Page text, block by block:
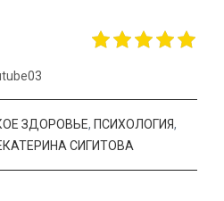
ЗДОРОВЬЕ, ПСИХОЛОГИЯ,
СИГИТОВА